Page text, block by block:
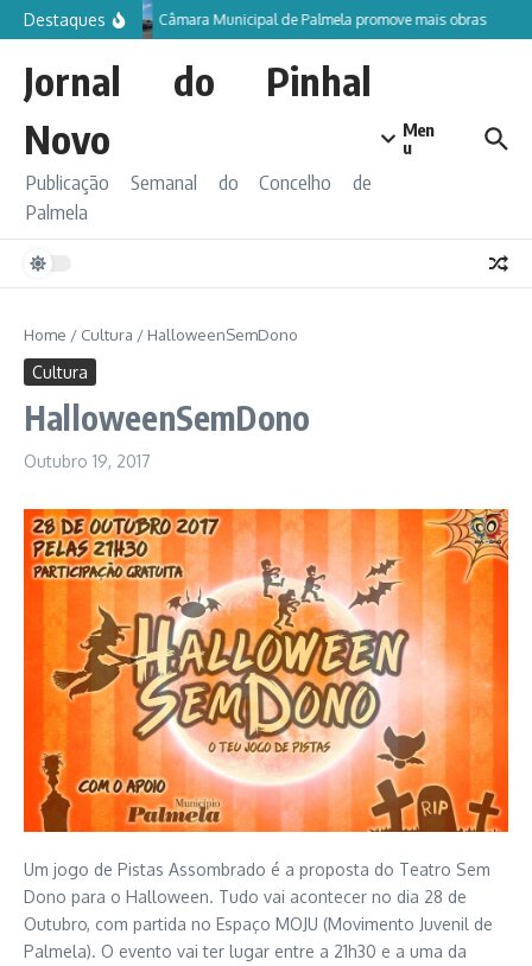
Ir para o conteúdo
Destaques Câmara Municipal de Palmela promove mais obras
Jornal do Pinhal
Novo
Publicação Semanal do Concelho de
Palmela
Men
u
Home / Cultura / HalloweenSemDono
Cultura
HalloweenSemDono
Outubro 19, 2017
Um jogo de Pistas Assombrado é a proposta do Teatro Sem
Dono para o Halloween. Tudo vai acontecer no dia 28 de
Outubro, com partida no Espaço MOJU (Movimento Juvenil de
Palmela). O evento vai ter lugar entre a 21h30 e a uma da